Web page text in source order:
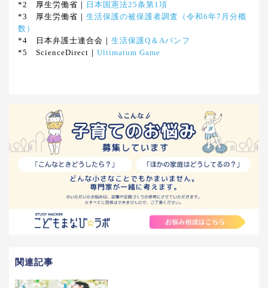
*2 厚生労働省｜
日本国憲法25条第1項
*3 厚生労働省｜ 生活保護の被保護者調査（令和6年7月分概
数）
*4 日本弁護士連合会｜ 生活保護Q＆Aパンフ
*5 ScienceDirect｜ Ultimatum Game
関連記事